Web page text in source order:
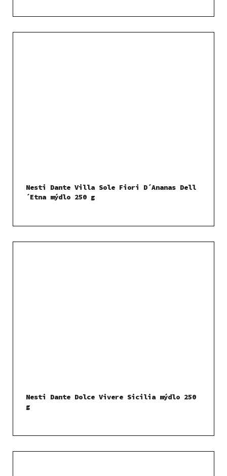
Nesti Dante Villa Sole Fiori D´Ananas Dell
´Etna mýdlo 250 g
Nesti Dante Dolce Vivere Sicilia mýdlo 250
g